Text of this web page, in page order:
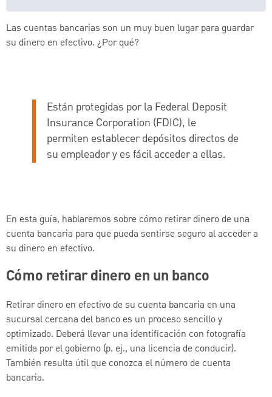
Las cuentas bancarias son un muy buen lugar para guardar
su dinero en efectivo. ¿Por qué?
Están protegidas por la Federal Deposit
Insurance Corporation (FDIC), le
permiten establecer depósitos directos de
su empleador y es fácil acceder a ellas.
En esta guía, hablaremos sobre cómo retirar dinero de una
cuenta bancaria para que pueda sentirse seguro al acceder a
su dinero en efectivo.
Cómo retirar dinero en un banco
Retirar dinero en efectivo de su cuenta bancaria en una
sucursal cercana del banco es un proceso sencillo y
optimizado. Deberá llevar una identificación con fotografía
emitida por el gobierno (p. ej., una licencia de conducir).
También resulta útil que conozca el número de cuenta
bancaria.